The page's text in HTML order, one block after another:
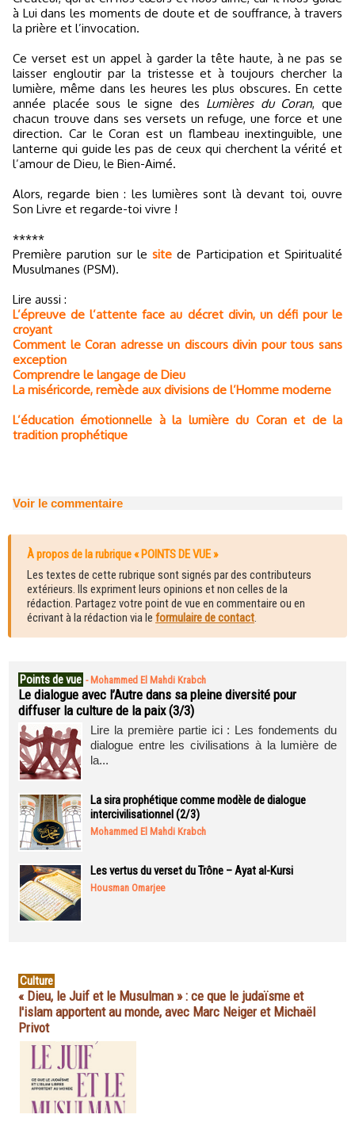
à Lui dans les moments de doute et de souffrance, à travers
la prière et l’invocation.
Ce verset est un appel à garder la tête haute, à ne pas se
laisser engloutir par la tristesse et à toujours chercher la
lumière, même dans les heures les plus obscures. En cette
année placée sous le signe des Lumières du Coran, que
chacun trouve dans ses versets un refuge, une force et une
direction. Car le Coran est un flambeau inextinguible, une
lanterne qui guide les pas de ceux qui cherchent la vérité et
l’amour de Dieu, le Bien-Aimé.
Alors, regarde bien : les lumières sont là devant toi, ouvre
Son Livre et regarde-toi vivre !
*****
Première parution sur le site de Participation et Spiritualité
Musulmanes (PSM).
Lire aussi :
L’épreuve de l’attente face au décret divin, un défi pour le
croyant
Comment le Coran adresse un discours divin pour tous sans
exception
Comprendre le langage de Dieu
La miséricorde, remède aux divisions de l’Homme moderne
L’éducation émotionnelle à la lumière du Coran et de la
tradition prophétique
Voir le commentaire
À propos de la rubrique « POINTS DE VUE »
Les textes de cette rubrique sont signés par des contributeurs
extérieurs. Ils expriment leurs opinions et non celles de la
rédaction. Partagez votre point de vue en commentaire ou en
écrivant à la rédaction via le formulaire de contact.
Points de vue - Mohammed El Mahdi Krabch
Le dialogue avec l’Autre dans sa pleine diversité pour
diffuser la culture de la paix (3/3)
Lire la première partie ici : Les fondements du
dialogue entre les civilisations à la lumière de
la...
La sira prophétique comme modèle de dialogue
intercivilisationnel (2/3)
Mohammed El Mahdi Krabch
Les vertus du verset du Trône – Ayat al-Kursi
Housman Omarjee
Culture
« Dieu, le Juif et le Musulman » : ce que le judaïsme et
l'islam apportent au monde, avec Marc Neiger et Michaël
Privot